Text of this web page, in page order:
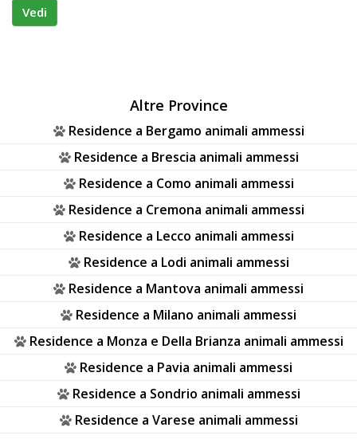
Vedi
Altre Province
Residence a Bergamo animali ammessi
Residence a Brescia animali ammessi
Residence a Como animali ammessi
Residence a Cremona animali ammessi
Residence a Lecco animali ammessi
Residence a Lodi animali ammessi
Residence a Mantova animali ammessi
Residence a Milano animali ammessi
Residence a Monza e Della Brianza animali ammessi
Residence a Pavia animali ammessi
Residence a Sondrio animali ammessi
Residence a Varese animali ammessi